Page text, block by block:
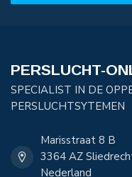
PERSLUCHT-
SPECIALIST IN DE
PERSLUCHTSYTEMEN
Marisstraat 8 B
3364 AZ
Nederland